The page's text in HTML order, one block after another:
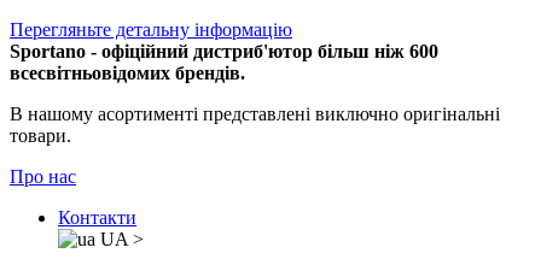
Перегляньте детальну інформацію
Sportano - офіційний дистриб'ютор більш ніж 600
всесвітньовідомих брендів.
В нашому асортименті представлені виключно оригінальні
товари.
Про нас
Контакти
UA >